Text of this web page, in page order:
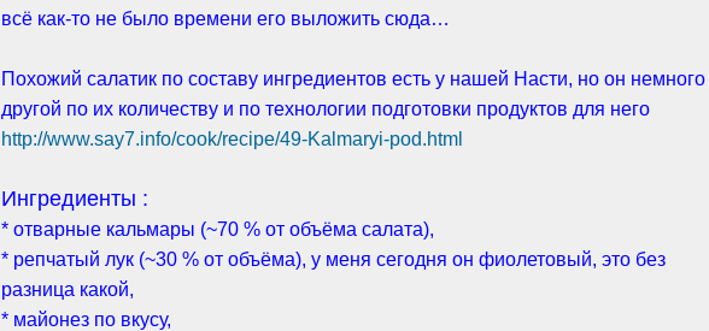
всё как-то не было времени его выложить сюда…
Похожий салатик по составу ингредиентов есть у нашей Насти, но он немного
другой по их количеству и по технологии подготовки продуктов для него
http://www.say7.info/cook/recipe/49-Kalmaryi-pod.html
Ингредиенты :
* отварные кальмары (~70 % от объёма салата),
* репчатый лук (~30 % от объёма), у меня сегодня он фиолетовый, это без
разница какой,
* майонез по вкусу,